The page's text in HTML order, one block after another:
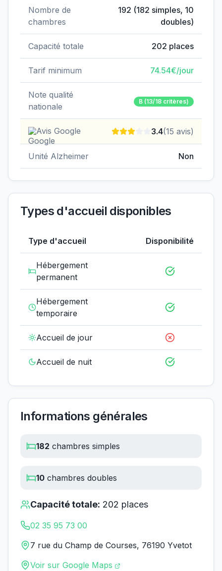
Nombre de
chambres
192 (182 simples, 10
doubles)
Capacité totale 202 places
Tarif minimum 74.54€/jour
Note qualité
nationale
B (13/18 critères)
Avis Google 3.4(15 avis)
Unité Alzheimer Non
Types d'accueil disponibles
Type d'accueil Disponibilité
Hébergement
permanent
Hébergement
temporaire
Accueil de jour
Accueil de nuit
Informations générales
182 chambres simples
10 chambres doubles
Capacité totale: 202 places
02 35 95 73 00
7 rue du Champ de Courses, 76190 Yvetot
Voir sur Google Maps